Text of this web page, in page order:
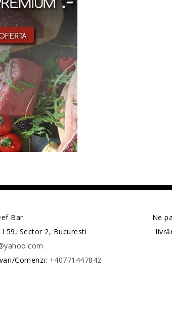
Bar
59, Sector 2, Bucuresti
Comenzi: +40771447842
Ne